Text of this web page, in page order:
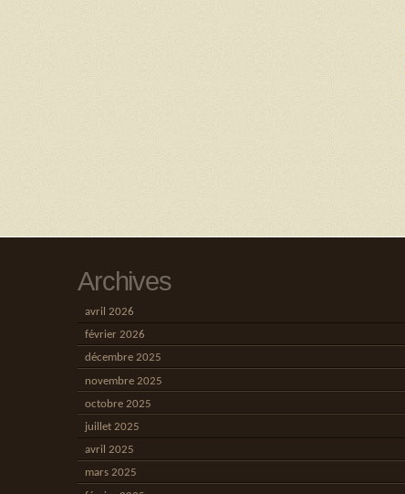
Archives
avril 2026
février 2026
décembre 2025
novembre 2025
octobre 2025
juillet 2025
avril 2025
mars 2025